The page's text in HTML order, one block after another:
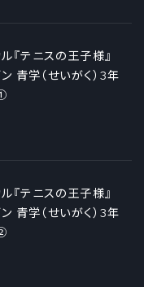
『テニスの王子様』
青学（せいがく）3年
『テニスの王子様』
青学（せいがく）3年